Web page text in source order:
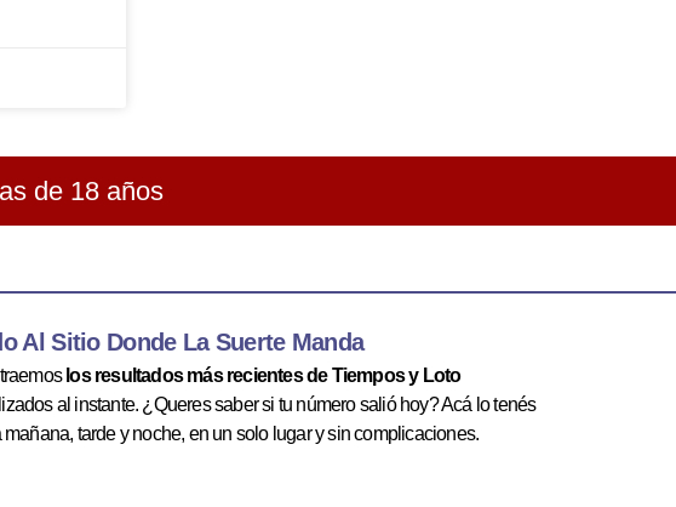
de 18 años
Al Sitio Donde La Suerte Manda
los resultados más recientes de Tiempos y Loto
al instante. ¿Queres saber si tu número salió hoy? Acá lo tenés
mañana, tarde y noche, en un solo lugar y sin complicaciones.